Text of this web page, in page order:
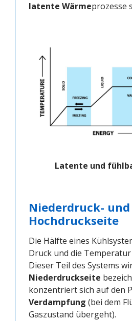
latente Wärmeprozesse
Latente und
Niederdruck- und
Hochdruckseite
Die Hälfte eines
Druck und die
Dieser Teil des Systems
Niederdruckseite
konzentriert sich auf den
Verdampfung (bei dem
Gaszustand übergeht).